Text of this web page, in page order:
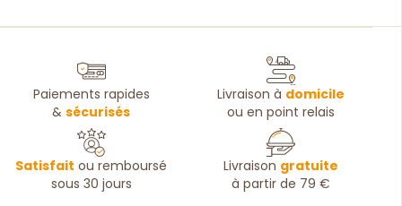
Paiements rapides
&sécurisés
Livraison à domicile
ou en point relais
Satisfait ou remboursé
sous 30 jours
Livraison gratuite
à partir de 79 €